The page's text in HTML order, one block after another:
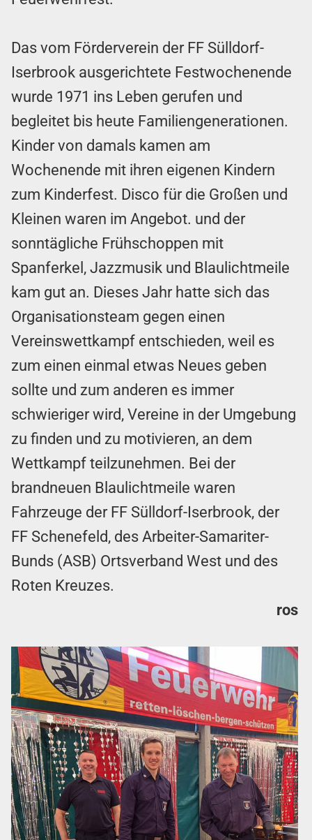
Das vom Förderverein der FF Sülldorf-
Iserbrook ausgerichtete Festwochenende
wurde 1971 ins Leben gerufen und
begleitet bis heute Familiengenerationen.
Kinder von damals kamen am
Wochenende mit ihren eigenen Kindern
zum Kinderfest. Disco für die Großen und
Kleinen waren im Angebot. und der
sonntägliche Frühschoppen mit
Spanferkel, Jazzmusik und Blaulichtmeile
kam gut an. Dieses Jahr hatte sich das
Organisationsteam gegen einen
Vereinswettkampf entschieden, weil es
zum einen einmal etwas Neues geben
sollte und zum anderen es immer
schwieriger wird, Vereine in der Umgebung
zu finden und zu motivieren, an dem
Wettkampf teilzunehmen. Bei der
brandneuen Blaulichtmeile waren
Fahrzeuge der FF Sülldorf-Iserbrook, der
FF Schenefeld, des Arbeiter-Samariter-
Bunds (ASB) Ortsverband West und des
Roten Kreuzes.
ros